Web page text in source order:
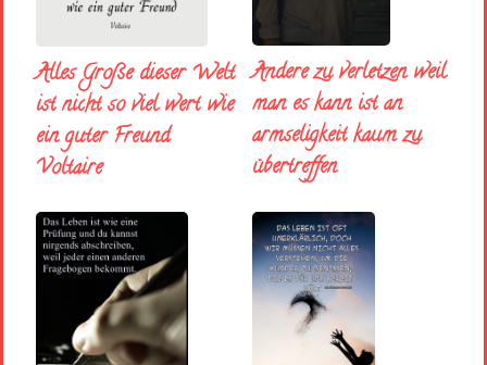
Alles Große dieser Welt
ist nicht so viel wert wie
ein guter Freund
Voltaire
Andere zu verletzen weil
man es kann ist an
armseligkeit kaum zu
übertreffen